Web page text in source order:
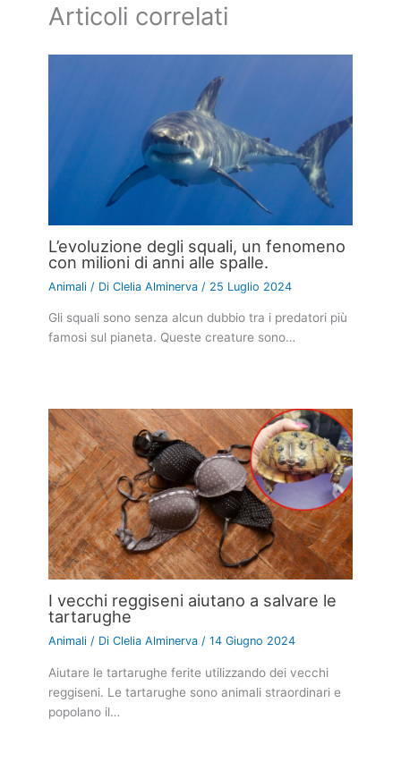
Articoli correlati
L’evoluzione degli squali, un fenomeno
con milioni di anni alle spalle.
Animali / DiClelia Alminerva / 25 Luglio 2024
Gli squali sono senza alcun dubbio tra i predatori più
famosi sul pianeta. Queste creature sono…
I vecchi reggiseni aiutano a salvare le
tartarughe
Animali / DiClelia Alminerva/14 Giugno 2024
Aiutare le tartarughe ferite utilizzando dei vecchi
reggiseni. Le tartarughe sono animali straordinari e
popolano il…